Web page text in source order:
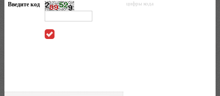
Введите код цифры кода